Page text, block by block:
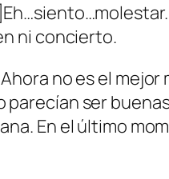
ni concierto.
no es el
ser
En el último